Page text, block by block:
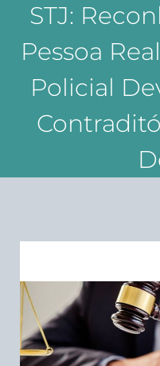
STJ:
Pessoa
Policial